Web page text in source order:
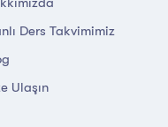
Ders Takvimimiz
Ulaşın